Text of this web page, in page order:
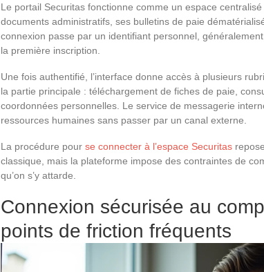
Le portail Securitas fonctionne comme un espace
documents administratifs, ses bulletins de paie
connexion passe par un identifiant personnel,
la première inscription.
Une fois authentifié, l’interface donne accès à plusieurs
la partie principale : téléchargement de fiches de paie,
coordonnées personnelles. Le service de messagerie
ressources humaines sans passer par un canal externe.
La procédure pour se connecter à l’espace Securitas
classique, mais la plateforme impose des contraintes de
qu’on s’y attarde.
Connexion sécurisée au
points de friction fréquents